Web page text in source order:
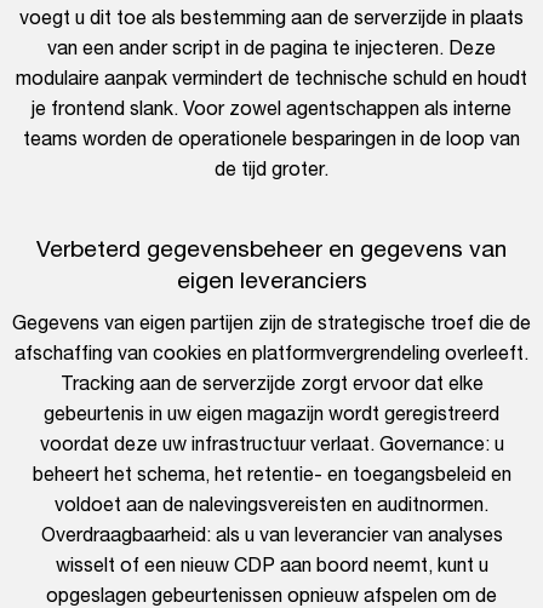
voegt u dit toe als bestemming aan de serverzijde in plaats
van een ander script in de pagina te injecteren. Deze
modulaire aanpak vermindert de technische schuld en houdt
je frontend slank. Voor zowel agentschappen als interne
teams worden de operationele besparingen in de loop van
de tijd groter.
Verbeterd gegevensbeheer en gegevens van
eigen leveranciers
Gegevens van eigen partijen zijn de strategische troef die de
afschaffing van cookies en platformvergrendeling overleeft.
Tracking aan de serverzijde zorgt ervoor dat elke
gebeurtenis in uw eigen magazijn wordt geregistreerd
voordat deze uw infrastructuur verlaat. Governance: u
beheert het schema, het retentie- en toegangsbeleid en
voldoet aan de nalevingsvereisten en auditnormen.
Overdraagbaarheid: als u van leverancier van analyses
wisselt of een nieuw CDP aan boord neemt, kunt u
opgeslagen gebeurtenissen opnieuw afspelen om de